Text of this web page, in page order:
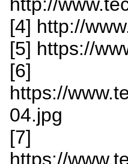
[4] http://
[5] https://
[6]
https://
04.jpg
[7]
https://